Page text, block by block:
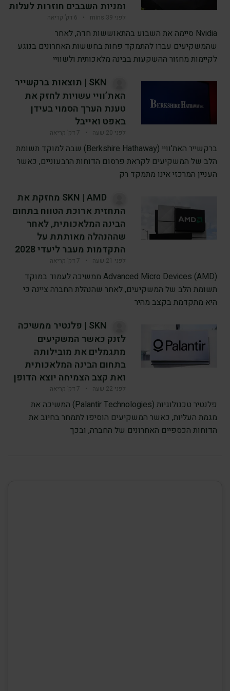
ומניות השבבים חוזרות לעלות
לפני 39 mins • 6 דק’ קריאה
Nvidia סיימה את השבוע בהתאוששות חדה, לאחר
שהמשקיעים עברו להתמקד פחות בחששות האחרונים בנוגע
לקיימות מחזור ההשקעות בבינה מלאכותית ולשוויי
SKN | תוצאות ברקשייר
האת’וויי עשויות לחזק את
טענת הערך הסמוי בעידן
באפט ואייבל
לפני 20 שעה • 7 דק’ קריאה
ברקשייר האת'וויי (Berkshire Hathaway) שבה למוקד תשומת
הלב של המשקיעים לקראת פרסום הדוחות הרבעוניים, כאשר
העניין המרכזי אינו מתמקד רק
SKN | AMD מחזקת את
התחזית ארוכת הטווח בתחום
הבינה המלאכותית, לאחר
שההנהלה מאותתת על
התקדמות מעבר ליעדי 2028
לפני 21 שעה • 7 דק’ קריאה
Advanced Micro Devices (AMD) ממשיכה לעמוד במוקד
תשומת הלב של המשקיעים, לאחר שהנהלת החברה ציינה כי
היא מתקדמת בקצב מהיר
SKN | פלנטיר ממשיכה
לזנק כאשר המשקיעים
מתגמלים את מובילותה
בתחום הבינה המלאכותית
ואת קצב הצמיחה יוצא הדופן
לפני 22 שעה • 7 דק’ קריאה
פלנטיר טכנולוגיות (Palantir Technologies) המשיכה את
מגמת העליות, כאשר המשקיעים הוסיפו לתמחר בחיוב את
הדוחות הכספיים האחרונים של החברה, ובכך